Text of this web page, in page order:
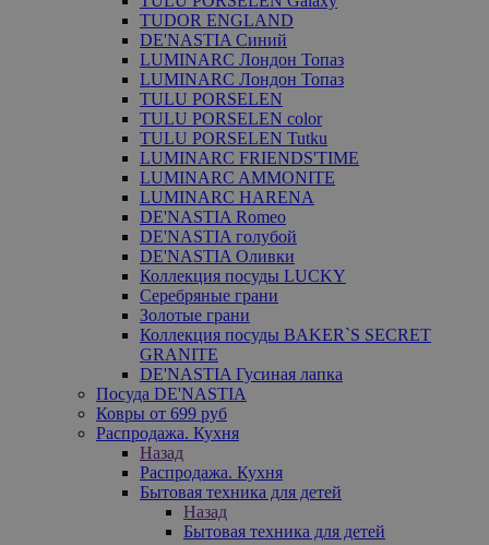
TUDOR ENGLAND
DE'NASTIA Синий
LUMINARC Лондон Топаз
LUMINARC Лондон Топаз
TULU PORSELEN
TULU PORSELEN color
TULU PORSELEN Tutku
LUMINARC FRIENDS'TIME
LUMINARC AMMONITE
LUMINARC HARENA
DE'NASTIA Romeo
DE'NASTIA голубой
DE'NASTIA Оливки
Коллекция посуды LUCKY
Серебряные грани
Золотые грани
Коллекция посуды BAKER`S SECRET
GRANITE
DE'NASTIA Гусиная лапка
Посуда DE'NASTIA
Ковры от 699 руб
Распродажа. Кухня
Назад
Распродажа. Кухня
Бытовая техника для детей
Назад
Бытовая техника для детей